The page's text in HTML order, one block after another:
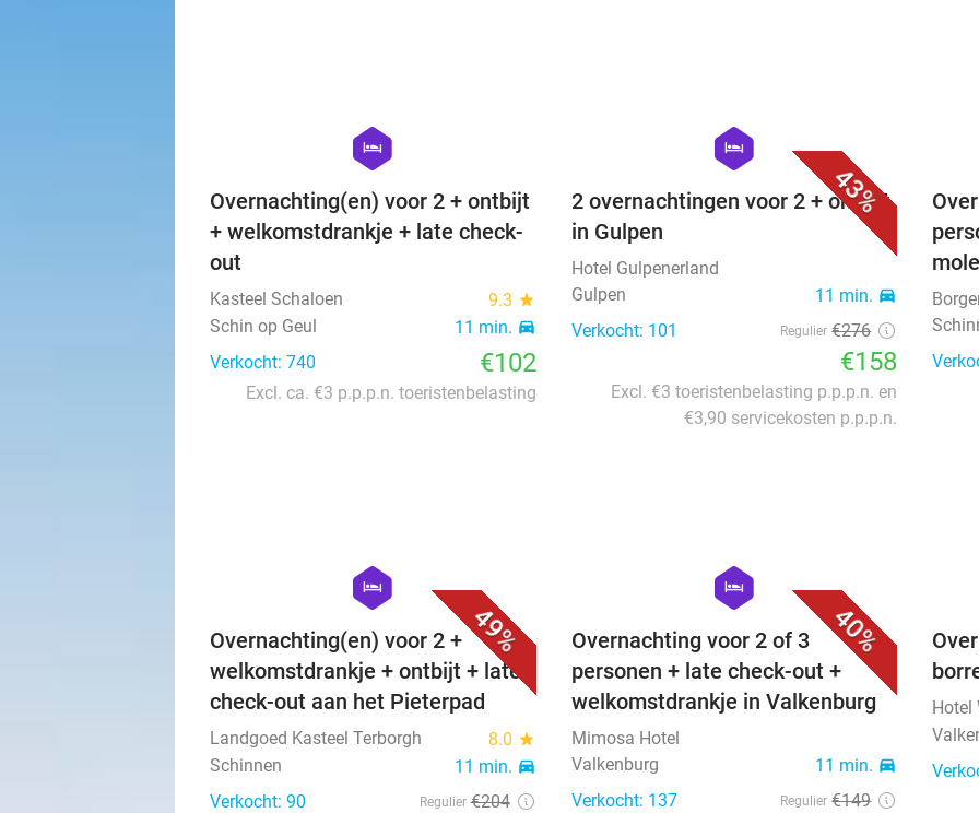
hexagon
hotel
Overnachting(en) voor 2 + ontbijt
+ welkomstdrankje + late check-
out
Kasteel Schaloen 9.3 star
Schin op Geul 11 min. directions_car
Verkocht: 740 €102
Excl. ca. €3 p.p.p.n. toeristenbelasting
43%
hexagon
hotel
2 overnachtingen voor 2 + ontbijt
in Gulpen
Hotel Gulpenerland
Gulpen
11 min. directions_car
Verkocht: 101 Regulier €276
€158
Excl. €3 toeristenbelasting p.p.p.n. en
€3,90 servicekosten p.p.p.n.
49%
hexagon
hotel
Overnachting(en) voor 2 +
welkomstdrankje + ontbijt + late
check-out aan het Pieterpad
Landgoed Kasteel Terborgh 8.0 star
Schinnen 11 min. directions_car
Verkocht: 90 Regulier €204
40%
hexagon
hotel
Overnachting voor 2 of 3
personen + late check-out +
welkomstdrankje in Valkenburg
Mimosa Hotel
Valkenburg
11 min. directions_car
Verkocht: 137 Regulier €149
Hotel